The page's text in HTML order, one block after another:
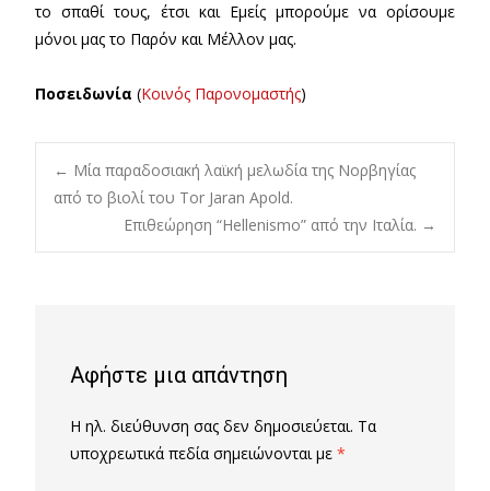
το σπαθί τους, έτσι και Εμείς μπορούμε να ορίσουμε
μόνοι μας το Παρόν και Μέλλον μας.
Ποσειδωνία (Κοινός Παρονομαστής)
Post
navigation
← Μία παραδοσιακή λαϊκή μελωδία της Νορβηγίας
από το βιολί του Tor Jaran Apold.
Eπιθεώρηση “Hellenismo” από την Ιταλία. →
Αφήστε μια απάντηση
Η ηλ. διεύθυνση σας δεν δημοσιεύεται. Τα
υποχρεωτικά πεδία σημειώνονται με *